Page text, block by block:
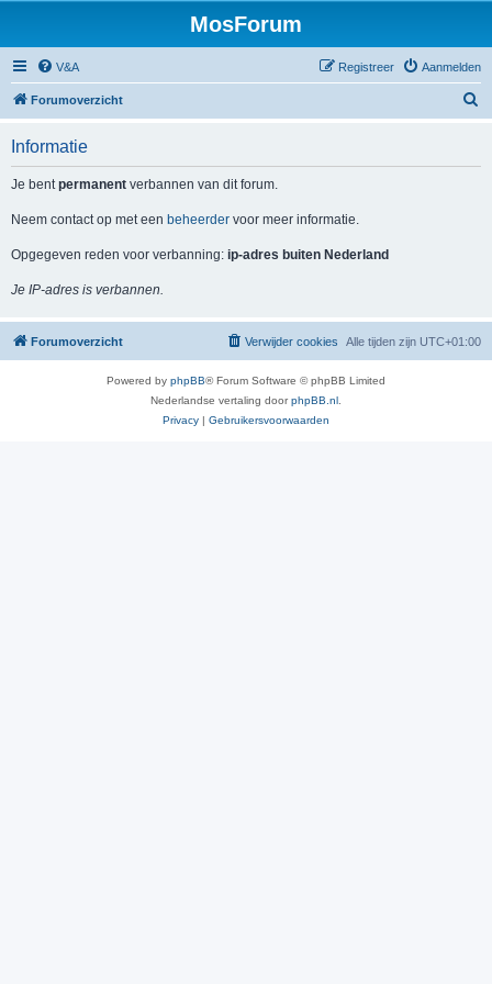
MosForum
V&A Aanmelden
Registreer
Forumoverzicht
Informatie
Je bentpermanent verbannen van dit forum.
Neem contact op met een beheerder voor meer informatie.
Opgegeven reden voor verbanning: ip-adres buiten Nederland
Je IP-adres is verbannen.
Forumoverzicht Alle tijden zijn UTC+01:00
Verwijder cookies
Powered by phpBB® Forum Software © phpBB Limited
Nederlandse vertaling doorphpBB.nl
Privacy | Gebruikersvoorwaarden